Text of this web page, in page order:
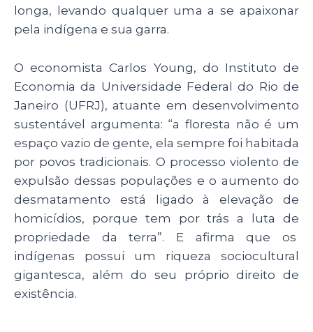
longa, levando qualquer uma a se apaixonar
pela indígena e sua garra.
O economista Carlos Young, do Instituto de
Economia da Universidade Federal do Rio de
Janeiro (UFRJ), atuante em desenvolvimento
sustentável argumenta: “a floresta não é um
espaço vazio de gente, ela sempre foi habitada
por povos tradicionais. O processo violento de
expulsão dessas populações e o aumento do
desmatamento está ligado à elevação de
homicídios, porque tem por trás a luta de
propriedade da terra”. E afirma que os
indígenas possui um riqueza sociocultural
gigantesca, além do seu próprio direito de
existência.